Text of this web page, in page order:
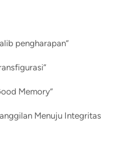
pengharapan”
Memory”
Menuju Integritas